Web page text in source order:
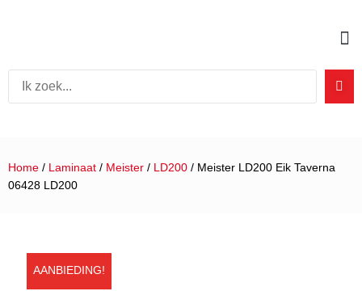
Home / Laminaat / Meister / LD200 / Meister LD200 Eik Taverna
06428 LD200
AANBIEDING!